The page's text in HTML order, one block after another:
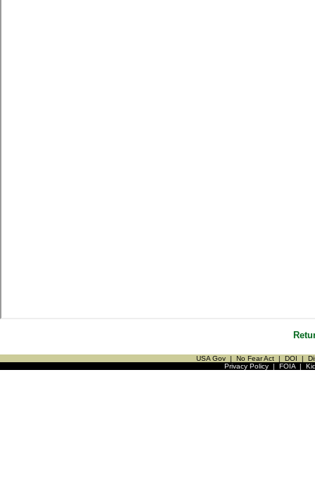
USA Gov | No Fear Act | DOI |
Privacy Policy| FOIA|